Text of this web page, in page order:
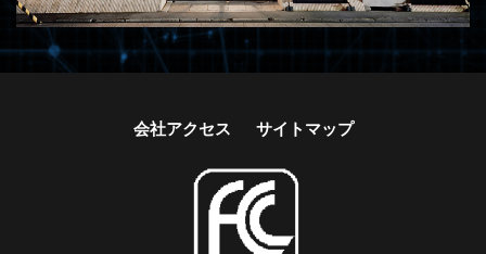
会社アクセス サイトマップ